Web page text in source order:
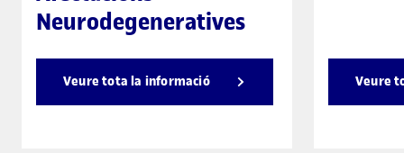
Neurodegeneratives
Veure tota la informació Veure